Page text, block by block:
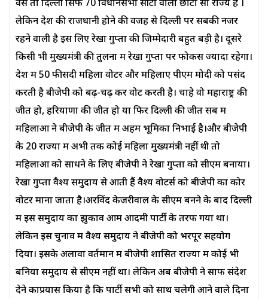
वैसे तो दिल्ली सिर्फ 70 विधानसभा सीटों वाला छोटा सा राज्य है ।
लेकिन देश की राजधानी होने की वजह से दिल्ली पर सबकी नजरें
रहने वाली है इस लिए रेखा गुप्ता की जिम्मेदारी बहुत बड़ी है। दूसरे
किसी भी मुख्यमंत्री की तुलना में रेखा गुप्ता पर फोकस ज्यादा रहेगा।
देश में 50 फीसदी महिला वोटर और महिलाए पीएम मोदी को पसंद
करती है बीजेपी को बढ़-चढ़ कर वोट करती है। चाहे वो महाराष्ट्र की
जीत हो, हरियाणा की जीत हो या फिर दिल्ली की जीत सब में
महिलाओं ने बीजेपी के जीत में अहम भूमिका निभाई है।और बीजेपी
के 20 राज्यों में अभी तक कोई महिला मुख्यमंत्री नहीं थी तो
महिलाओं को साधने के लिए बीजेपी ने रेखा गुप्ता को सीएम बनाया।
रेखा गुप्ता वैश्य समुदाय से आती हैं वैश्य वोटर्स को बीजेपी का कोर
वोटर माना जाता है।अरविंद केजरीवाल के सीएम बनने के बाद दिल्ली
में इस समुदाय का झुकाव आम आदमी पार्टी के तरफ गया था।
लेकिन इस चुनाव में वैश्य समुदाय ने बीजेपी को भरपूर सहयोग
दिया। इसके अलावा वर्तमान में बीजेपी शासित राज्यों में कोई भी
बनिया समुदाय से सीएम नहीं था। लेकिन अब बीजेपी ने साफ संदेश
देने काप्रयास किया है कि पार्टी सभी को साथ चलेगी आने वाले दिनों